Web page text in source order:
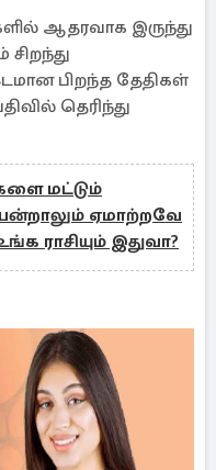
ஆதரவாக இருந்து
பிறந்த தேதிகள்
தெரிந்து
மட்டும்
ஏமாற்றவே
ராசியும் இதுவா?